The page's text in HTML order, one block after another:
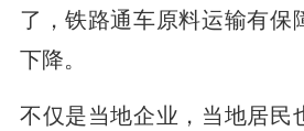
了，铁路通车原料运输有保
下降。
不仅是当地企业，当地居民